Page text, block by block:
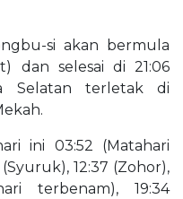
si akan bermula
dan selesai di 21:06
Selatan terletak di
ini 03:52 (Matahari
12:37 (Zohor),
terbenam), 19:34